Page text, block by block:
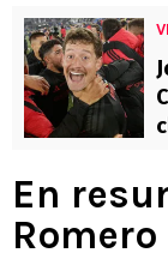
En
Romero